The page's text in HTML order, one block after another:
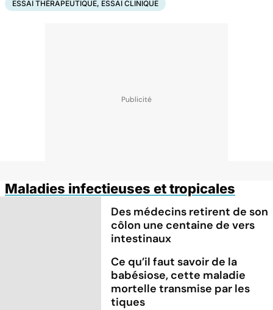
ESSAI THÉRAPEUTIQUE, ESSAI CLINIQUE
Maladies infectieuses et tropicales
Des médecins retirent de son
côlon une centaine de vers
intestinaux
Ce qu’il faut savoir de la
babésiose, cette maladie
mortelle transmise par les
tiques